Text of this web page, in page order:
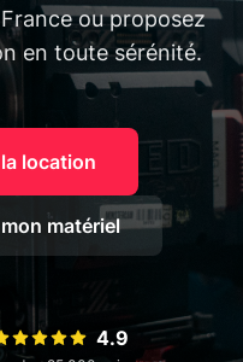
ou proposez
en toute sérénité.
location
matériel
4.9